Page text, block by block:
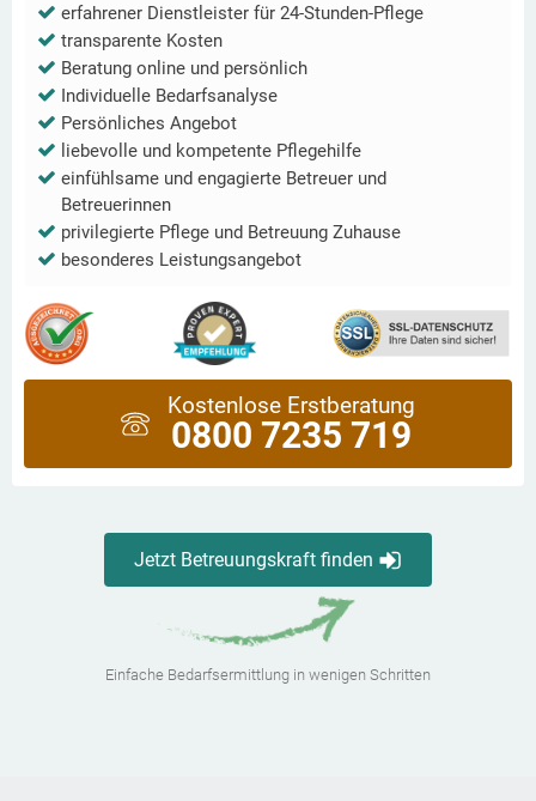
erfahrener Dienstleister für 24-Stunden-Pflege
transparente Kosten
Beratung online und persönlich
Individuelle Bedarfsanalyse
Persönliches Angebot
liebevolle und kompetente Pflegehilfe
einfühlsame und engagierte Betreuer und
Betreuerinnen
privilegierte Pflege und Betreuung Zuhause
besonderes Leistungsangebot
Kostenlose Erstberatung
0800 7235 719
Jetzt Betreuungskraft finden
Einfache Bedarfsermittlung in wenigen Schritten